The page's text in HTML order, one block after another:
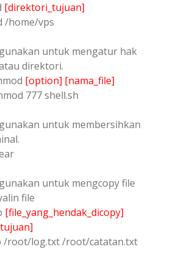
[direktori_tujuan]
/home/vps
untuk mengatur hak
direktori.
[option] [nama_file]
777 shell.sh
untuk membersihkan
untuk mengcopy file
file
[file_yang_hendak_dicopy]
/root/log.txt /root/catatan.txt